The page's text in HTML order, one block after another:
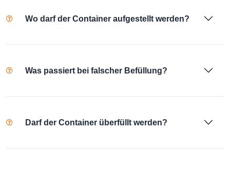
Wo darf der Container aufgestellt werden?
Was passiert bei falscher Befüllung?
Darf der Container überfüllt werden?